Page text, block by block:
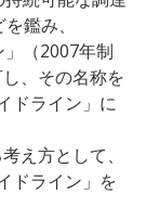
鑑み、
」（2007年制
、その名称を
ドライン」に
え方として、
ドライン」を